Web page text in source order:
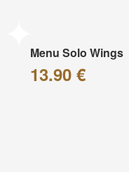
Menu Solo Wings
13.90 €